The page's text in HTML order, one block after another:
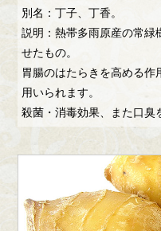
別名：丁子、丁香。
説明：熱帯多雨原産の常緑
せたもの。
胃腸のはたらきを高める
用いられます。
殺菌・消毒効果、また口臭